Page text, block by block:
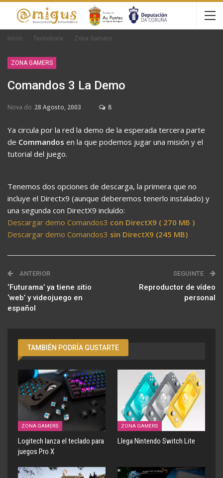
Inicio Tecnoloxía Zona Gamers
ZONA GAMERS
Comandos 3 La Demo
Nova do 28 Agosto, 2003 8
Ya circula por la red la demo de la esperada tercera parte
de Commandos en la que podemos jugar una misión y el
tutorial del juego.
Tenemos dos opciones de descarga, la primera que no
incluye el Directx9 (aunque deberemos tenerlo instalado) y
una segunda con DirectX9 incluído:
Descargar demo Comandos3 con DirectX9 ( 270 MB )
Descargar demo Comandos3 sin DirectX9 (245 MB)
ANTERIOR
‘Futurama’ ya tiene sitio
‘web’ y videojuego en
español
SEGUINTE
Reproductor de vídeo
personal
TAMBIÉN PODRÍA GUSTARTE
ZONA GAMERS
Logitech lanza el teclado para
juegos Pro X
ZONA GAMERS
Llega Nintendo Switch Lite